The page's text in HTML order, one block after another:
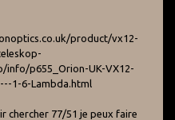
product/vx12-
p655_Orion-UK-VX12-
1-6-Lambda.html
chercher 77/51 je peux faire